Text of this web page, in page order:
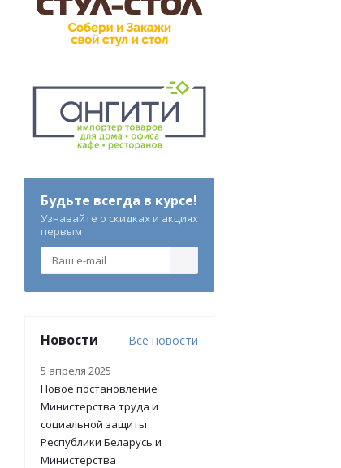
Будьте всегда в курсе!
Узнавайте о скидках и акциях
первым
Новости Все новости
5 апреля 2025
Новое постановление
Министерства труда и
социальной защиты
Республики Беларусь и
Министерства